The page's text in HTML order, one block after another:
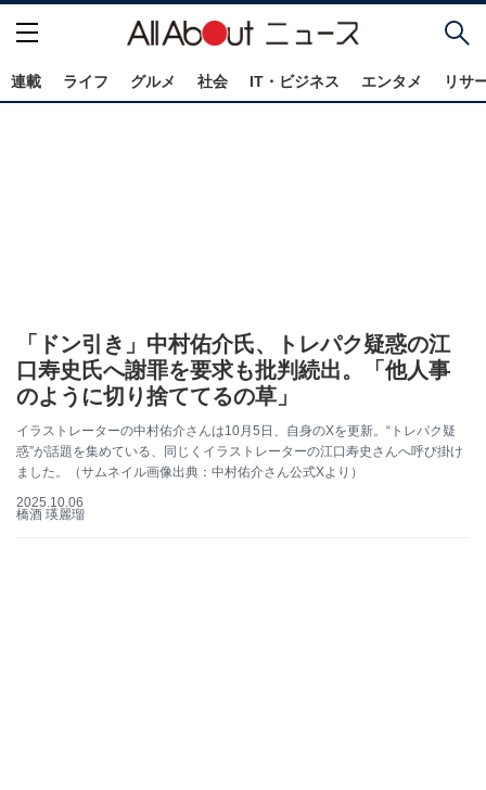
連載 ライフ グルメ 社会 IT・ビジネス エンタメ リサ
「ドン引き」中村佑介氏、トレパク疑惑の江
口寿史氏へ謝罪を要求も批判続出。「他人事
のように切り捨ててるの草」
イラストレーターの中村佑介さんは10月5日、自身のXを更新。“トレパク疑
惑”が話題を集めている、同じくイラストレーターの江口寿史さんへ呼び掛け
ました。（サムネイル画像出典：中村佑介さん公式Xより）
2025.10.06
橋酒 瑛麗瑠